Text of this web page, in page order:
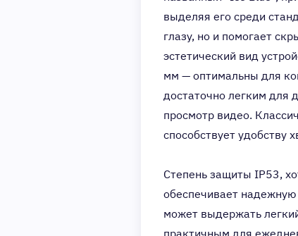
выделяя его среди
глазу, но и помогает
эстетический вид
мм — оптимальны для
достаточно легким для
просмотр видео.
способствует удобству
Степень защиты IP53,
обеспечивает
может выдержать
практичным для